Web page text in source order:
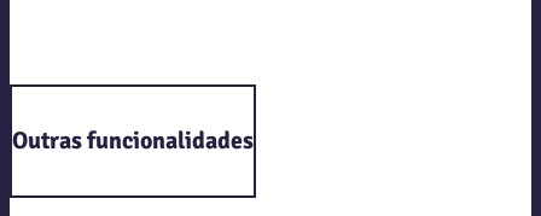
Outras funcionalidades